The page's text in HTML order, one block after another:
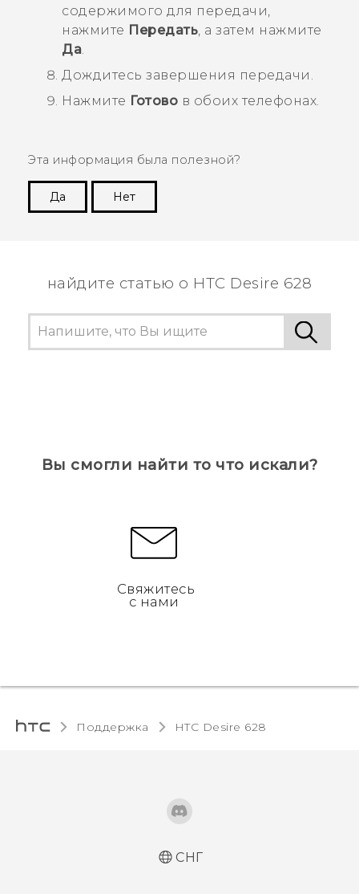
содержимого для передачи,
нажмите Передать , а затем нажмите
Да
Дождитесь завершения передачи.
Нажмите Готово в обоих телефонах.
Эта информация была полезной?
Да
Нет
найдите статью о HTC Desire 628
Вы смогли найти то что искали?
Свяжитесь
с нами
Поддержка HTC Desire 628‎
СНГ